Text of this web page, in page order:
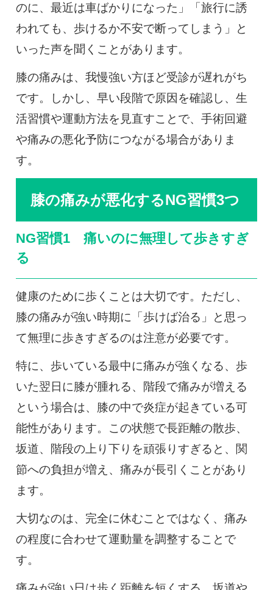
のに、最近は車ばかりになった」「旅行に誘
われても、歩けるか不安で断ってしまう」と
いった声を聞くことがあります。
膝の痛みは、我慢強い方ほど受診が遅れがち
です。しかし、早い段階で原因を確認し、生
活習慣や運動方法を見直すことで、手術回避
や痛みの悪化予防につながる場合がありま
す。
膝の痛みが悪化するNG習慣3つ
NG習慣1 痛いのに無理して歩きすぎ
る
健康のために歩くことは大切です。ただし、
膝の痛みが強い時期に「歩けば治る」と思っ
て無理に歩きすぎるのは注意が必要です。
特に、歩いている最中に痛みが強くなる、歩
いた翌日に膝が腫れる、階段で痛みが増える
という場合は、膝の中で炎症が起きている可
能性があります。この状態で長距離の散歩、
坂道、階段の上り下りを頑張りすぎると、関
節への負担が増え、痛みが長引くことがあり
ます。
大切なのは、完全に休むことではなく、痛み
の程度に合わせて運動量を調整することで
す。